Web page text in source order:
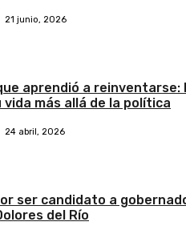
21 junio, 2026
aprendió a reinventarse:
más allá de la política
24 abril, 2026
ser candidato a
del Río